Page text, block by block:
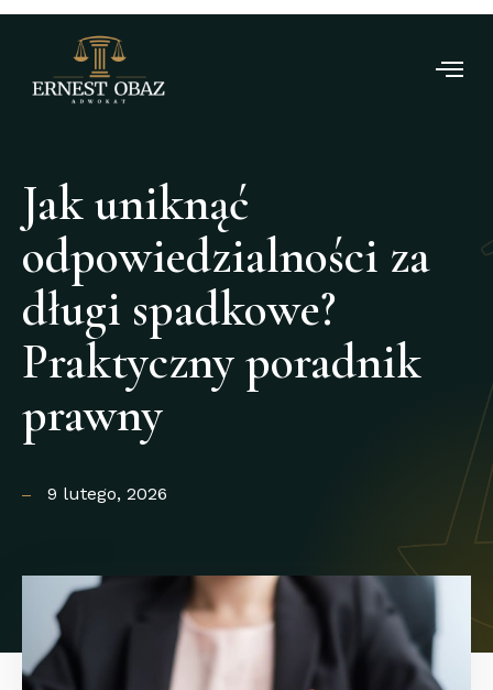
Jak uniknąć
odpowiedzialności za
długi spadkowe?
Praktyczny poradnik
prawny
9 lutego, 2026